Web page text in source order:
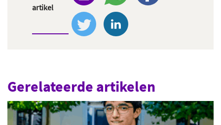
artikel
Gerelateerde artikelen